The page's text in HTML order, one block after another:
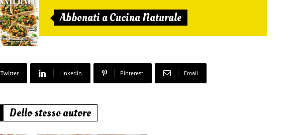
Abbonati a Cucina Naturale
Twitter Linkedin Pinterest Email
Dello stesso autore